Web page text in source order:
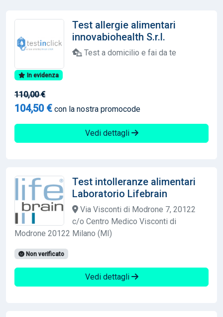
Test allergie alimentari
innovabiohealth S.r.l.
Test a domicilio e fai da te
In evidenza
110,00 €
104,50 € con la nostra promocode
Vedi dettagli
Test intolleranze alimentari
Laboratorio Lifebrain
Via Visconti di Modrone 7, 20122
c/o Centro Medico Visconti di
Modrone 20122 Milano (MI)
Non verificato
Vedi dettagli